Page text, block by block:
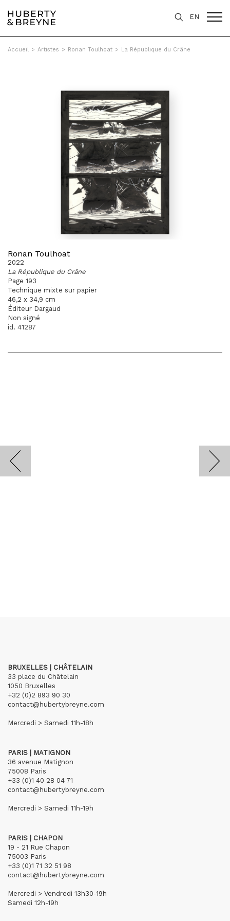
EN
Accueil > Artistes > Ronan Toulhoat > La République du Crâne
Ronan Toulhoat
2022
La République du Crâne
Page 193
Technique mixte sur papier
46,2 x 34,9 cm
Éditeur Dargaud
Non signé
id. 41287
BRUXELLES | CHÂTELAIN
33 place du Châtelain
1050 Bruxelles
+32 (0)2 893 90 30
contact@hubertybreyne.com
Mercredi > Samedi 11h-18h
PARIS | MATIGNON
36 avenue Matignon
75008 Paris
+33 (0)1 40 28 04 71
contact@hubertybreyne.com
Mercredi > Samedi 11h-19h
PARIS | CHAPON
19 - 21 Rue Chapon
75003 Paris
+33 (0)1 71 32 51 98
contact@hubertybreyne.com
Mercredi > Vendredi 13h30-19h
Samedi 12h-19h